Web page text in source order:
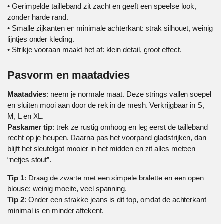
• Gerimpelde tailleband zit zacht en geeft een speelse look,
zonder harde rand.
• Smalle zijkanten en minimale achterkant: strak silhouet, weinig
lijntjes onder kleding.
• Strikje vooraan maakt het af: klein detail, groot effect.
Pasvorm en maatadvies
Maatadvies: neem je normale maat. Deze strings vallen soepel
en sluiten mooi aan door de rek in de mesh. Verkrijgbaar in S,
M, L en XL.
Paskamer tip: trek ze rustig omhoog en leg eerst de tailleband
recht op je heupen. Daarna pas het voorpand gladstrijken, dan
blijft het sleutelgat mooier in het midden en zit alles meteen
“netjes stout”.
Tip 1: Draag de zwarte met een simpele bralette en een open
blouse: weinig moeite, veel spanning.
Tip 2: Onder een strakke jeans is dit top, omdat de achterkant
minimal is en minder aftekent.